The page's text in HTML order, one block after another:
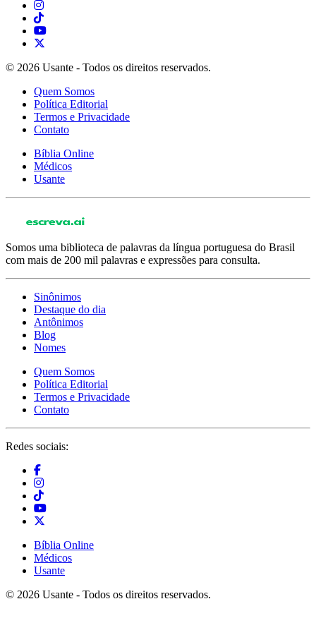
© 2026 Usante - Todos os direitos reservados.
Quem Somos
Política Editorial
Termos e Privacidade
Contato
Bíblia Online
Médicos
Usante
Somos uma biblioteca de palavras da língua portuguesa do Brasil
com mais de 200 mil palavras e expressões para consulta.
Sinônimos
Destaque do dia
Antônimos
Blog
Nomes
Quem Somos
Política Editorial
Termos e Privacidade
Contato
Redes sociais:
Bíblia Online
Médicos
Usante
© 2026 Usante - Todos os direitos reservados.